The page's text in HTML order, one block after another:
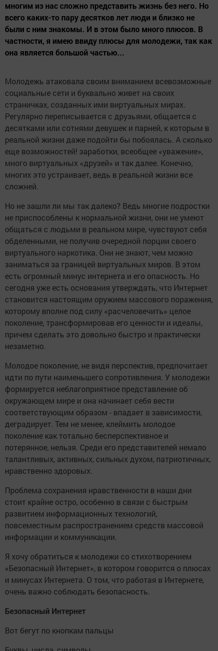
многим из нас сложно представить жизнь без него. Но
всего каких-то пару десятков лет люди и близко не
были с ним знакомы. И в этом было много плюсов. В
частности, я имею ввиду плюсы для молодежи, так как
она является большой частью...
Молодежь атаковала своим вниманием всевозможные
социальные сети и буквально живет на своих
страничках, созданных ими виртуальных мирах.
Регулярно переписывается с друзьями, общается с
десятками или сотнями девушек и парней, к которым в
реальной жизни даже подойти бы побоялась. А сколько
еще возможностей! заработки, всеобщее «уважение»,
много виртуальных «друзей» и так далее. Конечно,
многих это устраивает, ведь в реальной жизни все
сложней.
Но не зашли ли мы так далеко? Ведь многие подростки
не приспособлены к нормальной жизни, они не умеют
общаться с людьми в реальном мире, чувствуют себя
обделенными, не получив очередной порции своего
виртуального наркотика. Они не знают, чем можно
заниматься за границей виртуальных миров. В этом
есть огромный минус интернета и его опасность. Но
сегодня уже есть основания утверждать, что Интернет
становится настоящим оружием массового поражения,
которому вполне под силу «расчеловечить» целое
поколение, трансформировав его ценности и идеалы,
причем сделать это довольно быстро и практически
незаметно.
Молодое поколение, не видя перспектив, предпочитает
идти по пути наименьшего сопротивления. У молодежи
формируется неблагоприятное представление об
окружающем мире и она начинает себя вести
соответствующим образом - впадает в зависимости,
деградирует. Тем не менее, клеймить молодое
поколение как тотально бесперспективное и
потерянное, нельзя. Среди его представителей немало
талантливых, активных, сильных духом, патриотичных,
нравственно здоровых.
Проблема сохранения нравственности в наши дни
стоит крайне остро, особенно в связи с быстрым
развитием информационных технологий,
повсеместным распространением средств массовой
информации и коммуникации.
Я хочу обратиться к молодежи со стихотворением
«Безопасный Интернет», в котором говорится о плюсах
и минусах Интернета. О том, что работая в Интернете,
очень важно соблюдать безопасность.
Безопасный Интернет
Вот бегут по кнопкам пальцы